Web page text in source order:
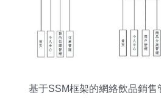
基于SSM框架的網絡飲品銷售